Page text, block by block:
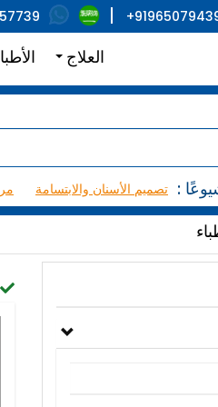
العلاج
تصميم الأسنان والابتسامة